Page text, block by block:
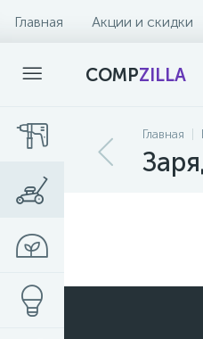
Главная Акции и скидки
COMPZILLA
Главная